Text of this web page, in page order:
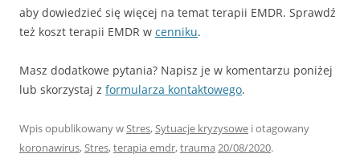
aby dowiedzieć się więcej na temat terapii EMDR. Sprawdź
też koszt terapii EMDR w cenniku.
Masz dodatkowe pytania? Napisz je w komentarzu poniżej
lub skorzystaj z formularza kontaktowego.
Wpis opublikowany wStres,Sytuacje kryzysowe i otagowany
koronawirus,Stres,terapia emdr,trauma20/08/2020.